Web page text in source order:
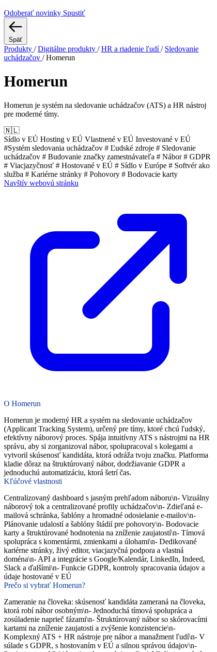
Odoberať novinky Spustiť
Späť
Produkty / Digitálne produkty / HR a riadenie ľudí/ Sledovanie
uchádzačov / Homerun
Homerun
Homerun je systém na sledovanie uchádzačov (ATS) a HR nástroj
pre moderné tímy.
🇳🇱
Sídlo v EÚ Hosting v EÚ Vlastnené v EÚ Investované v EÚ
#Systém sledovania uchádzačov # Ľudské zdroje # Sledovanie
uchádzačov # Budovanie značky zamestnávateľa # Nábor# GDPR
# Viacjazyčnosť # Hostované v EÚ # Sídlo v Európe # Softvér ako
služba # Kariérne stránky # Pohovory # Bodovacie karty
Navštív webovú stránku
O Homerun
Homerun je moderný HR a systém na sledovanie uchádzačov
(Applicant Tracking System), určený pre tímy, ktoré chcú ľudský,
efektívny náborový proces. Spája intuitívny ATS s nástrojmi na HR
správu, aby si zorganizoval nábor, spolupracoval s kolegami a
vytvoril skúsenosť kandidáta, ktorá odráža tvoju značku. Platforma
kladie dôraz na štruktúrovaný nábor, dodržiavanie GDPR a
jednoduchú automatizáciu, ktorá šetrí čas.
Kľúčové vlastnosti
Centralizovaný dashboard s jasným prehľadom náboru\n- Vizuálny
náborový tok a centralizované profily uchádzačov\n- Zdieľaná e-
mailová schránka, šablóny a hromadné odosielanie e-mailov\n-
Plánovanie udalostí a šablóny štádií pre pohovory\n- Bodovacie
karty a štruktúrované hodnotenia na zníženie zaujatostí\n- Tímová
spolupráca s komentármi, zmienkami a úlohami\n- Dedikované
kariérne stránky, živý editor, viacjazyčná podpora a vlastná
doména\n- API a integrácie s Google/Kalendár, LinkedIn, Indeed,
Slack a ďalšími\n- Funkcie GDPR, kontroly spracovania údajov a
údaje hostované v EÚ
Prečo si vybrať Homerun?
Zameranie na človeka: skúsenosť kandidáta zameraná na človeka,
ktorá robí nábor osobným\n- Jednoduchá tímová spolupráca a
zosúladenie naprieč fázami\n- Štruktúrovaný nábor so skórovacími
kartami na zníženie zaujatosti a zvýšenie konzistencie\n-
Komplexný ATS + HR nástroje pre nábor a manažment ľudí\n- V
súlade s GDPR, s hostovaním v EÚ a silnou správou údajov\n-